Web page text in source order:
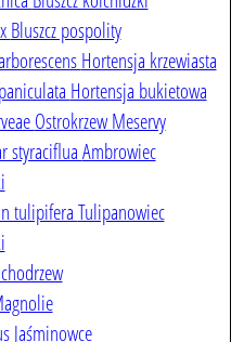
Bluszcz pospolity
Hortensja krzewiasta
Hortensja bukietowa
Ostrokrzew Meservy
styracifluaAmbrowiec
tulipiferaTulipanowiec
Jaśminowce